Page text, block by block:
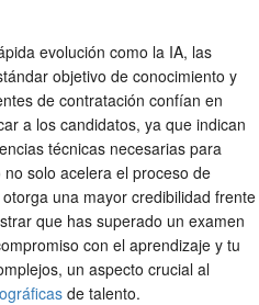
evolución como la IA, las
objetivo de conocimiento y
de contratación confían en
a los candidatos, ya que indican
técnicas necesarias para
solo acelera el proceso de
una mayor credibilidad frente
que has superado un examen
con el aprendizaje y tu
un aspecto crucial al
de talento.